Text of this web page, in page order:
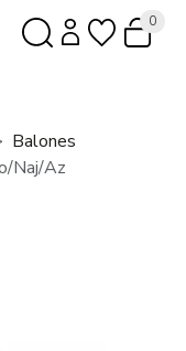
0
Balones
Naj/Az